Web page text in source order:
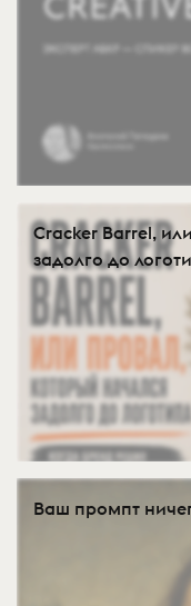
Cracker Barrel,
задолго до
Ваш промпт